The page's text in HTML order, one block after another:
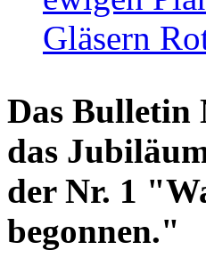
Gläsern
Das Bulletin
das
der Nr. 1
begonnen."